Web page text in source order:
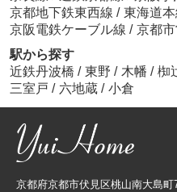
京都地下鉄東西線 / 東海道本
京阪電鉄ケーブル線 / 京都
駅から探す
近鉄丹波橋 / 東野 / 木幡 / 椥
三室戸 / 六地蔵 / 小倉
京都府京都市伏見区桃山南大島町